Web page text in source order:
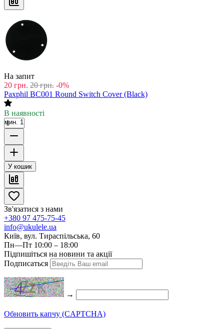
На запит
20 грн. 20 грн. -0%
Paxphil BC001 Round Switch Cover (Black)
В наявності
мин. 1
У кошик
Зв'язатися з нами
+380 97 475-75-45
info@ukulele.ua
Київ, вул. Тираспільська, 60
Пн—Пт 10:00 – 18:00
Підпишіться на новини та акції
Подписаться
→
Обновить капчу (CAPTCHA)